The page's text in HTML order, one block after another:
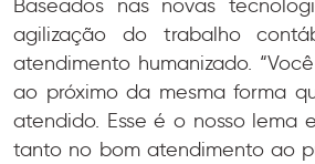
Baseados nas novas
agilização do trabalho
atendimento humanizado.
ao próximo da mesma forma
atendido. Esse é o nosso lema
tanto no bom atendimento ao